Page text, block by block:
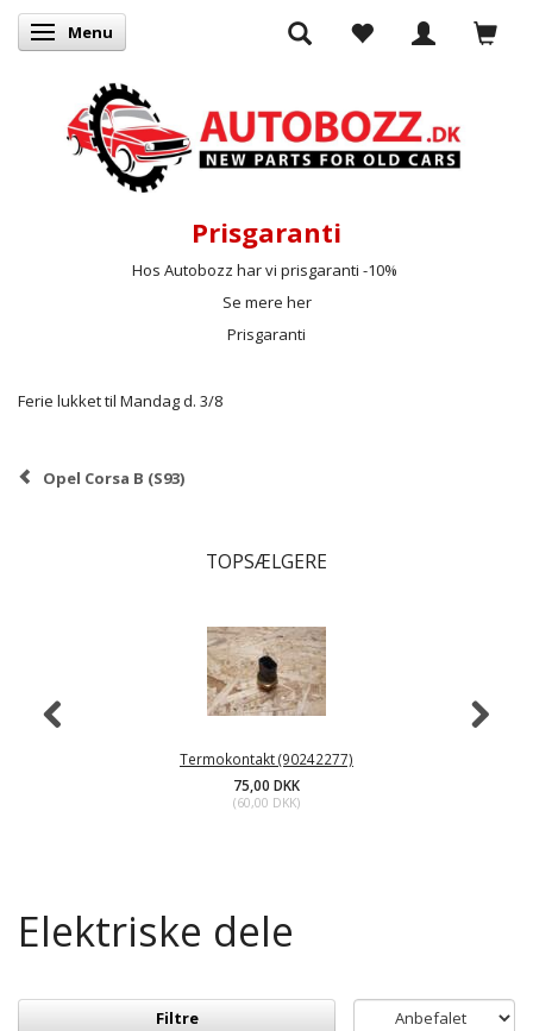
Skifte navigation
Menu
Prisgaranti
Hos Autobozz har vi prisgaranti -10%
Se mere her
Prisgaranti
Ferie lukket til Mandag d. 3/8
Opel Corsa B (S93)
TOPSÆLGERE
Termokontakt (90242277)
75,00 DKK
(60,00 DKK)
Elektriske dele
Filtre